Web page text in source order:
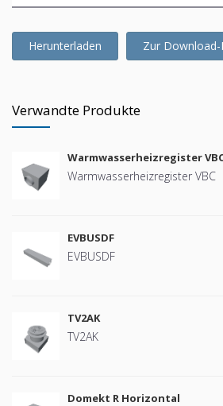
Herunterladen Zur
Verwandte Produkte
Warmwasserheizregister
Warmwasserheizregister VBC
EVBUSDF
EVBUSDF
TV2AK
TV2AK
Domekt R Horizontal